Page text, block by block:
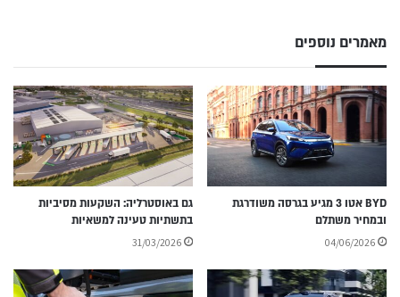
מאמרים נוספים
BYD אטו 3 מגיע בגרסה משודרגת
ובמחיר משתלם
04/06/2026
גם באוסטרליה: השקעות מסיביות
בתשתיות טעינה למשאיות
31/03/2026